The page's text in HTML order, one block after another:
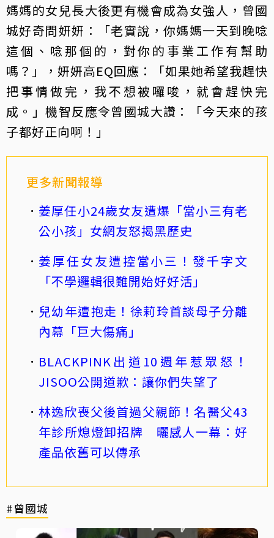
媽媽的女兒長大後更有機會成為女強人，曾國
城好奇問妍妍：「老實說，你媽媽一天到晚唸
這個、唸那個的，對你的事業工作有幫助
嗎？」，妍妍高EQ回應：「如果她希望我趕快
把事情做完，我不想被囉唆，就會趕快完
成。」機智反應令曾國城大讚：「今天來的孩
子都好正向啊！」
更多新聞報導
姜厚任小24歲女友遭爆「當小三有老
公小孩」女網友怒揭黑歷史
姜厚任女友遭控當小三！發千字文
「不學邏輯很難開始好好活」
兒幼年遭抱走！徐莉玲首談母子分離
內幕「巨大傷痛」
BLACKPINK出道10週年惹眾怒！
JISOO公開道歉：讓你們失望了
林逸欣喪父後首過父親節！名醫父43
年診所熄燈卸招牌 曬感人一幕：好
產品依舊可以傳承
#曾國城